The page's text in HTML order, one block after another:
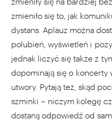
zmieniło się to, jak
dystans. Aplauz można
polubień, wyświetleń i
jednak liczyć się także z
dopominają się o koncerty
utwory. Pytają też, skąd
szminki – niczym kolegę
dostaną odpowiedź od